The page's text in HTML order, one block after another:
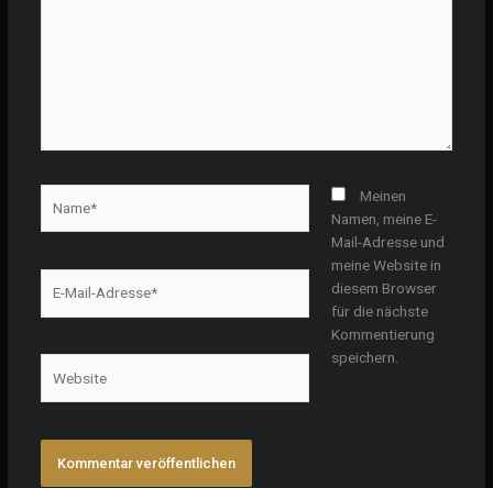
Mail-
Meinen
Namen, meine E-
Mail-Adresse und
meine Website in
diesem Browser
für die nächste
Kommentierung
speichern.